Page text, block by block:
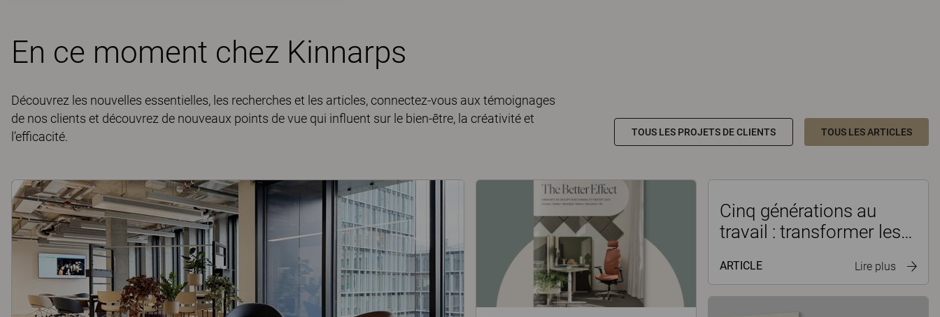
En ce moment chez Kinnarps
Découvrez les nouvelles essentielles, les recherches et les articles, connectez-vous aux témoignages
de nos clients et découvrez de nouveaux points de vue qui influent sur le bien-être, la créativité et
l’efficacité.
TOUS LES PROJETS DE CLIENTS TOUS LES ARTICLES
Cinq générations au
travail : transformer les
ARTICLE Lire plus